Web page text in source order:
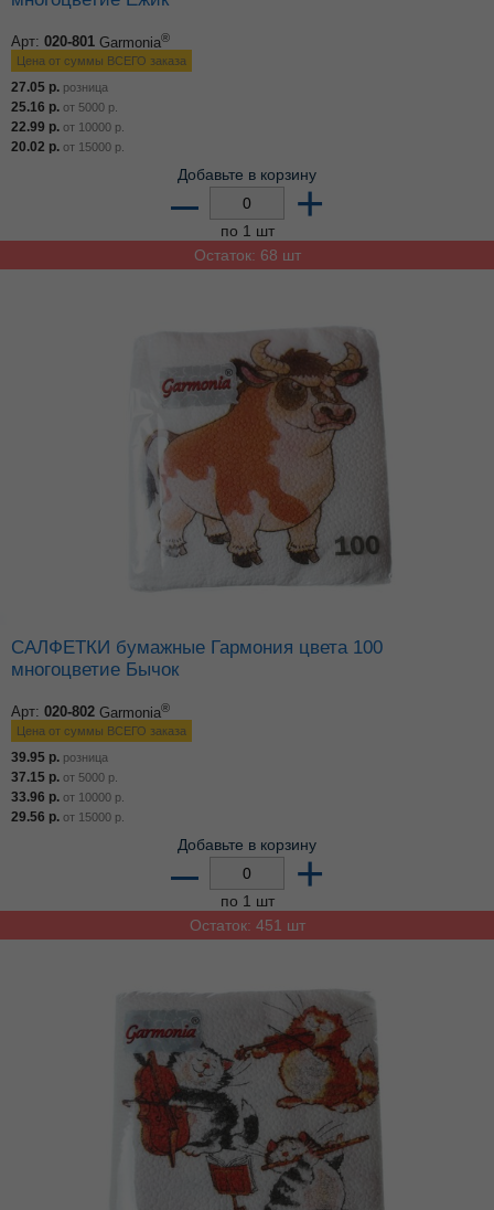
Арт: 020-801 Garmonia®
Цена от суммы ВСЕГО заказа
27.05 р. розница
25.16 р. от 5000 р.
22.99 р. от 10000 р.
20.02 р. от 15000 р.
Добавьте в корзину
– +
по 1 шт
Остаток: 68 шт
САЛФЕТКИ бумажные Гармония цвета 100
многоцветие Бычок
Арт: 020-802 Garmonia®
Цена от суммы ВСЕГО заказа
39.95 р. розница
37.15 р. от 5000 р.
33.96 р. от 10000 р.
29.56 р. от 15000 р.
Добавьте в корзину
– +
по 1 шт
Остаток: 451 шт